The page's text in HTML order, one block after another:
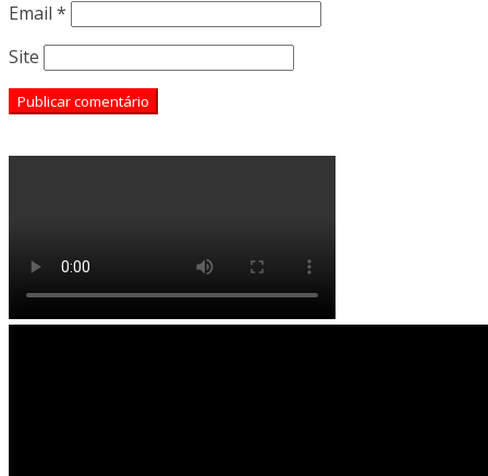
Email *
Site